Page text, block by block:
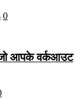
0
आपके वर्कआउट